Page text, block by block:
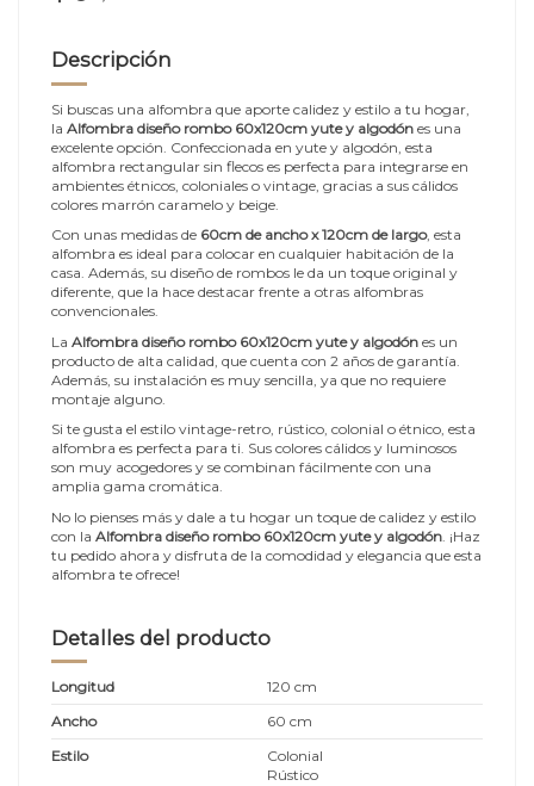
Descripción
Si buscas una alfombra que aporte calidez y estilo a tu hogar,
la Alfombra diseño rombo 60x120cm yute y algodón es una
excelente opción. Confeccionada en yute y algodón, esta
alfombra rectangular sin flecos es perfecta para integrarse en
ambientes étnicos, coloniales o vintage, gracias a sus cálidos
colores marrón caramelo y beige.
Con unas medidas de 60cm de ancho x 120cm de largo, esta
alfombra es ideal para colocar en cualquier habitación de la
casa. Además, su diseño de rombos le da un toque original y
diferente, que la hace destacar frente a otras alfombras
convencionales.
La Alfombra diseño rombo 60x120cm yute y algodón es un
producto de alta calidad, que cuenta con 2 años de garantía.
Además, su instalación es muy sencilla, ya que no requiere
montaje alguno.
Si te gusta el estilo vintage-retro, rústico, colonial o étnico, esta
alfombra es perfecta para ti. Sus colores cálidos y luminosos
son muy acogedores y se combinan fácilmente con una
amplia gama cromática.
No lo pienses más y dale a tu hogar un toque de calidez y estilo
con la Alfombra diseño rombo 60x120cm yute y algodón . ¡Haz
tu pedido ahora y disfruta de la comodidad y elegancia que esta
alfombra te ofrece!
Detalles del producto
Longitud
120 cm
Ancho
60 cm
Estilo
Colonial
Rústico